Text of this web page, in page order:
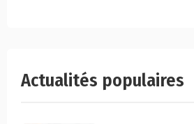
Actualités populaires